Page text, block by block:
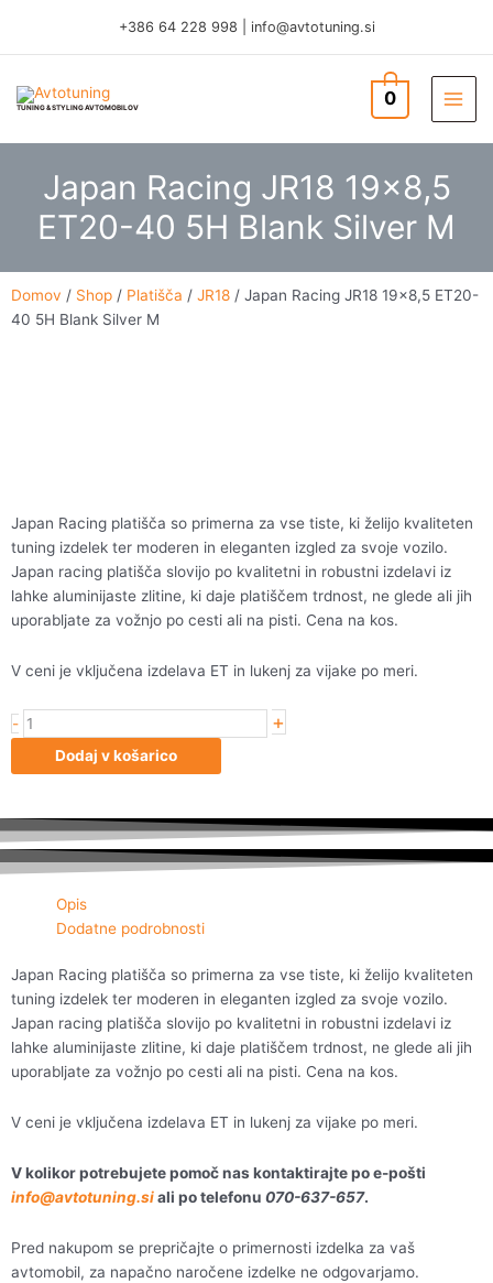
content
+386 64 228 998 info@avtotuning.si
TUNING & STYLING AVTOMOBILOV 0
Japan Racing JR18 19×8,5
ET20-40 5H Blank Silver M
Domov / Shop / Platišča / JR18 / Japan Racing JR18 19×8,5 ET20-
40 5H Blank Silver M
Japan Racing platišča so primerna za vse tiste, ki želijo kvaliteten
tuning izdelek ter moderen in eleganten izgled za svoje vozilo.
Japan racing platišča slovijo po kvalitetni in robustni izdelavi iz
lahke aluminijaste zlitine, ki daje platiščem trdnost, ne glede ali jih
uporabljate za vožnjo po cesti ali na pisti. Cena na kos.
V ceni je vključena izdelava ET in lukenj za vijake po meri.
- Japan
ET20-
40
5H
Silver
+
Dodaj v košarico
Opis
Dodatne podrobnosti
Japan Racing platišča so primerna za vse tiste, ki želijo kvaliteten
tuning izdelek ter moderen in eleganten izgled za svoje vozilo.
Japan racing platišča slovijo po kvalitetni in robustni izdelavi iz
lahke aluminijaste zlitine, ki daje platiščem trdnost, ne glede ali jih
uporabljate za vožnjo po cesti ali na pisti. Cena na kos.
V ceni je vključena izdelava ET in lukenj za vijake po meri.
V kolikor potrebujete pomoč nas kontaktirajte po e-pošti
info@avtotuning.siali po telefonu 070-637-657.
Pred nakupom se prepričajte o primernosti izdelka za vaš
avtomobil, za napačno naročene izdelke ne odgovarjamo.